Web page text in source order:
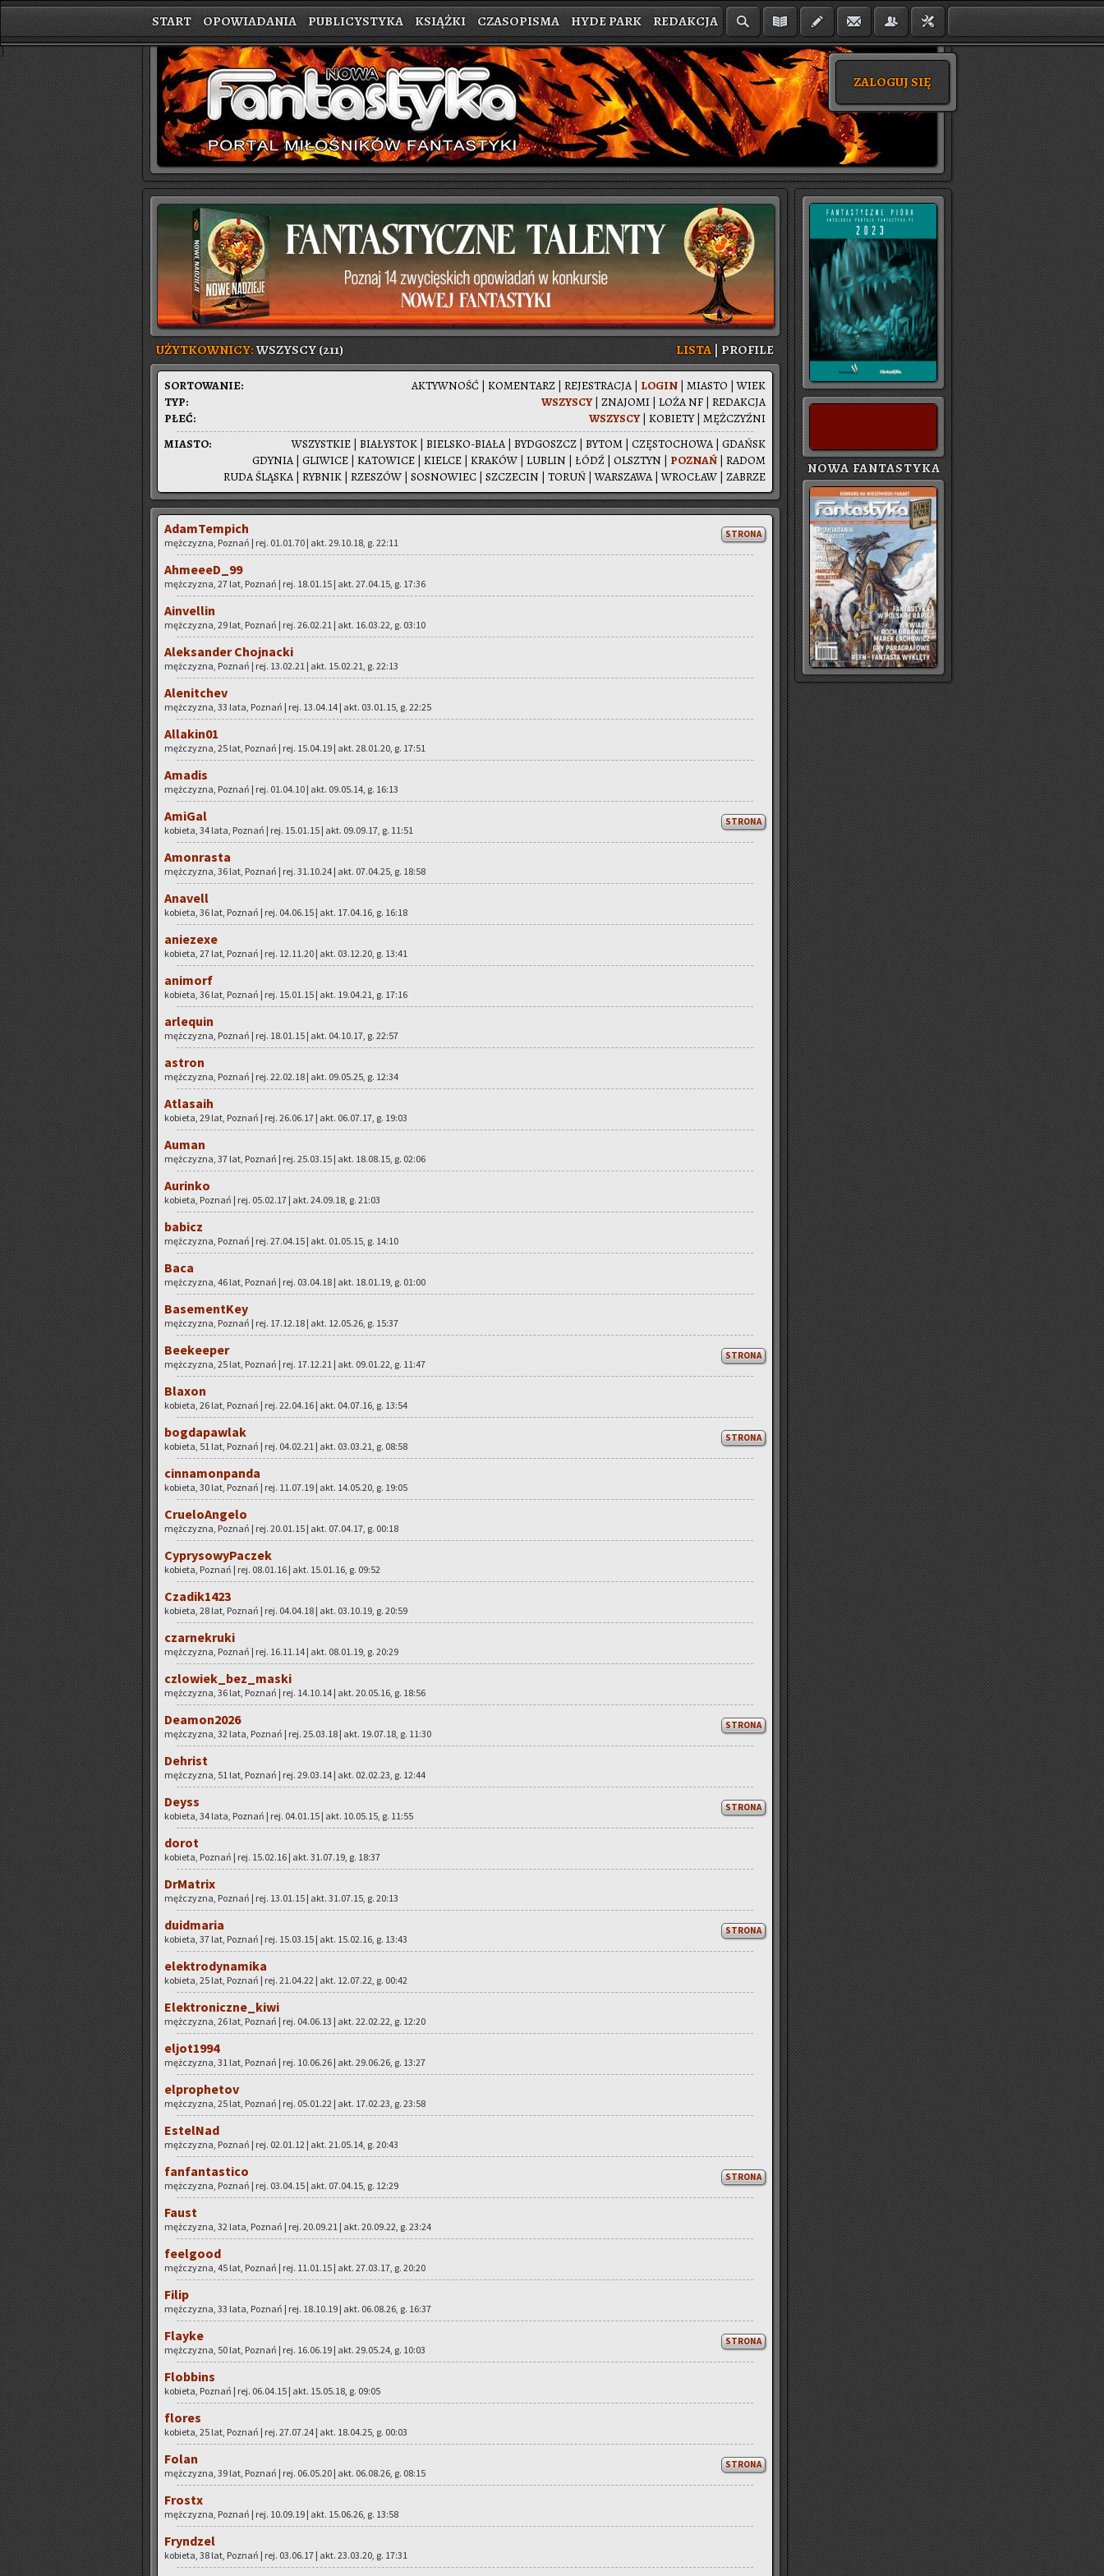
START OPOWIADANIA PUBLICYSTYKA KSIĄŻKI CZASOPISMA HYDE PARK REDAKCJA
ZALOGUJ SIĘ
}
UŻYTKOWNICY:WSZYSCY (211) LISTA|PRO­FI­LE
AK­TYW­NOŚĆ | KO­MEN­TARZ | RE­JE­STRA­CJA| LOGIN | MIA­STO |WIEK
WSZY­SCY| ZNA­JO­MI | LOŻA NF | RE­DAK­CJA
WSZY­SCY| KO­BIE­TY| MĘŻ­CZYŹ­NI
SOR­TO­WA­NIE:
TYP:
PŁEĆ:
WSZYST­KIE | BIA­ŁY­STOK | BIEL­SKO-BIA­ŁA| BYD­GOSZCZ | BYTOM | CZĘ­STO­CHO­WA| GDAŃSK
GDY­NIA| GLI­WI­CE | KA­TO­WI­CE | KIEL­CE | KRA­KÓW | LU­BLIN | ŁÓDŹ | OLSZ­TYN | PO­ZNAŃ | RADOM
RUDA ŚLĄ­SKA| RYB­NIK | RZE­SZÓW | SO­SNO­WIEC | SZCZE­CIN | TORUŃ |WAR­SZA­WA|WRO­CŁAW | ZA­BRZE
MIA­STO:
STRONA
Adam­Tem­pich
męż­czy­zna, Po­znań | rej. 01.01.70 | akt. 29.10.18, g. 22:11
Ah­me­eeD_99
męż­czy­zna, 27 lat, Po­znań | rej. 18.01.15 | akt. 27.04.15, g. 17:36
Ainvel­lin
męż­czy­zna, 29 lat, Po­znań | rej. 26.02.21 | akt. 16.03.22, g. 03:10
Alek­san­der Choj­nac­ki
męż­czy­zna, Po­znań | rej. 13.02.21 | akt. 15.02.21, g. 22:13
Ale­nit­chev
męż­czy­zna, 33 lata, Po­znań | rej. 13.04.14 | akt. 03.01.15, g. 22:25
Al­la­ki­n01
męż­czy­zna, 25 lat, Po­znań | rej. 15.04.19 | akt. 28.01.20, g. 17:51
Ama­dis
męż­czy­zna, Po­znań | rej. 01.04.10 | akt. 09.05.14, g. 16:13
STRONA
Ami­Gal
ko­bie­ta, 34 lata, Po­znań | rej. 15.01.15 | akt. 09.09.17, g. 11:51
Amon­ra­sta
męż­czy­zna, 36 lat, Po­znań | rej. 31.10.24 | akt. 07.04.25, g. 18:58
Ana­vell
ko­bie­ta, 36 lat, Po­znań | rej. 04.06.15 | akt. 17.04.16, g. 16:18
anie­ze­xe
ko­bie­ta, 27 lat, Po­znań | rej. 12.11.20 | akt. 03.12.20, g. 13:41
ani­morf
ko­bie­ta, 36 lat, Po­znań | rej. 15.01.15 | akt. 19.04.21, g. 17:16
ar­le­qu­in
męż­czy­zna, Po­znań | rej. 18.01.15 | akt. 04.10.17, g. 22:57
astron
męż­czy­zna, Po­znań | rej. 22.02.18 | akt. 09.05.25, g. 12:34
Atla­sa­ih
ko­bie­ta, 29 lat, Po­znań | rej. 26.06.17 | akt. 06.07.17, g. 19:03
Auman
męż­czy­zna, 37 lat, Po­znań | rej. 25.03.15 | akt. 18.08.15, g. 02:06
Au­rin­ko
ko­bie­ta, Po­znań | rej. 05.02.17 | akt. 24.09.18, g. 21:03
ba­bicz
męż­czy­zna, Po­znań | rej. 27.04.15 | akt. 01.05.15, g. 14:10
Baca
męż­czy­zna, 46 lat, Po­znań | rej. 03.04.18 | akt. 18.01.19, g. 01:00
Ba­se­ment­Key
męż­czy­zna, Po­znań | rej. 17.12.18 | akt. 12.05.26, g. 15:37
STRONA
Be­eke­eper
męż­czy­zna, 25 lat, Po­znań | rej. 17.12.21 | akt. 09.01.22, g. 11:47
Bla­xon
ko­bie­ta, 26 lat, Po­znań | rej. 22.04.16 | akt. 04.07.16, g. 13:54
STRONA
bog­da­paw­lak
ko­bie­ta, 51 lat, Po­znań | rej. 04.02.21 | akt. 03.03.21, g. 08:58
cin­na­mon­pan­da
ko­bie­ta, 30 lat, Po­znań | rej. 11.07.19 | akt. 14.05.20, g. 19:05
Cru­elo­An­ge­lo
męż­czy­zna, Po­znań | rej. 20.01.15 | akt. 07.04.17, g. 00:18
Cy­pry­so­wy­Pa­czek
ko­bie­ta, Po­znań | rej. 08.01.16 | akt. 15.01.16, g. 09:52
Cza­di­k1423
ko­bie­ta, 28 lat, Po­znań | rej. 04.04.18 | akt. 03.10.19, g. 20:59
czar­ne­kru­ki
męż­czy­zna, Po­znań | rej. 16.11.14 | akt. 08.01.19, g. 20:29
czlo­wiek_bez­_ma­ski
męż­czy­zna, 36 lat, Po­znań | rej. 14.10.14 | akt. 20.05.16, g. 18:56
STRONA
De­amo­n2026
męż­czy­zna, 32 lata, Po­znań | rej. 25.03.18 | akt. 19.07.18, g. 11:30
Deh­rist
męż­czy­zna, 51 lat, Po­znań | rej. 29.03.14 | akt. 02.02.23, g. 12:44
STRONA
Deyss
ko­bie­ta, 34 lata, Po­znań | rej. 04.01.15 | akt. 10.05.15, g. 11:55
dorot
ko­bie­ta, Po­znań | rej. 15.02.16 | akt. 31.07.19, g. 18:37
DrMa­trix
męż­czy­zna, Po­znań | rej. 13.01.15 | akt. 31.07.15, g. 20:13
STRONA
du­id­ma­ria
ko­bie­ta, 37 lat, Po­znań | rej. 15.03.15 | akt. 15.02.16, g. 13:43
elek­tro­dy­na­mi­ka
ko­bie­ta, 25 lat, Po­znań | rej. 21.04.22 | akt. 12.07.22, g. 00:42
Elek­tro­nicz­ne­_ki­wi
męż­czy­zna, 26 lat, Po­znań | rej. 04.06.13 | akt. 22.02.22, g. 12:20
el­jo­t1994
męż­czy­zna, 31 lat, Po­znań | rej. 10.06.26 | akt. 29.06.26, g. 13:27
el­pro­phe­tov
męż­czy­zna, 25 lat, Po­znań | rej. 05.01.22 | akt. 17.02.23, g. 23:58
Es­tel­Nad
męż­czy­zna, Po­znań | rej. 02.01.12 | akt. 21.05.14, g. 20:43
STRONA
fan­fan­ta­sti­co
męż­czy­zna, Po­znań | rej. 03.04.15 | akt. 07.04.15, g. 12:29
Faust
męż­czy­zna, 32 lata, Po­znań | rej. 20.09.21 | akt. 20.09.22, g. 23:24
fe­el­go­od
męż­czy­zna, 45 lat, Po­znań | rej. 11.01.15 | akt. 27.03.17, g. 20:20
Filip
męż­czy­zna, 33 lata, Po­znań | rej. 18.10.19 | akt. 06.08.26, g. 16:37
STRONA
Flay­ke
męż­czy­zna, 50 lat, Po­znań | rej. 16.06.19 | akt. 29.05.24, g. 10:03
Flob­bins
ko­bie­ta, Po­znań | rej. 06.04.15 | akt. 15.05.18, g. 09:05
flo­res
ko­bie­ta, 25 lat, Po­znań | rej. 27.07.24 | akt. 18.04.25, g. 00:03
STRONA
Folan
męż­czy­zna, 39 lat, Po­znań | rej. 06.05.20 | akt. 06.08.26, g. 08:15
Fro­stx
męż­czy­zna, Po­znań | rej. 10.09.19 | akt. 15.06.26, g. 13:58
Fryn­dzel
ko­bie­ta, 38 lat, Po­znań | rej. 03.06.17 | akt. 23.03.20, g. 17:31
NOWA FANTASTYKA